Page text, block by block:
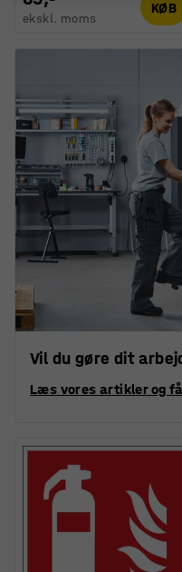
ekskl. moms
KØB
Vil du gøre dit
Læs vores artikler og